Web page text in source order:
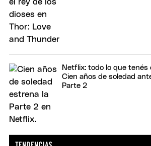
Netflix: todo lo que tenés
Cien años de soledad
Parte 2